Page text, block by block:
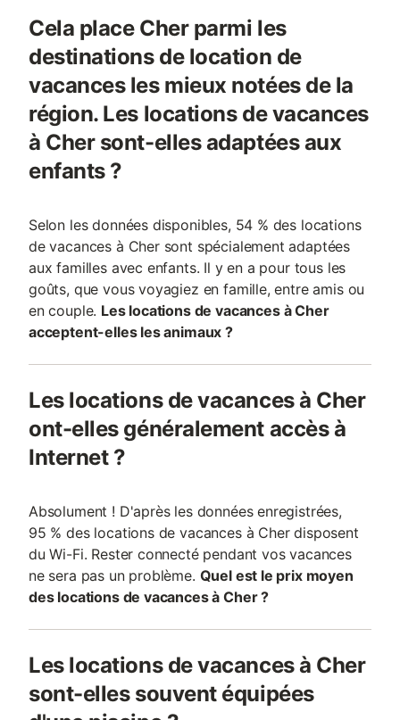
Cela place Cher parmi les
destinations de location de
vacances les mieux notées de la
région. Les locations de vacances
à Cher sont-elles adaptées aux
enfants ?
Selon les données disponibles, 54 % des locations
de vacances à Cher sont spécialement adaptées
aux familles avec enfants. Il y en a pour tous les
goûts, que vous voyagiez en famille, entre amis ou
en couple. Les locations de vacances à Cher
acceptent-elles les animaux ?
Les locations de vacances à Cher
ont-elles généralement accès à
Internet ?
Absolument ! D'après les données enregistrées,
95 % des locations de vacances à Cher disposent
du Wi-Fi. Rester connecté pendant vos vacances
ne sera pas un problème. Quel est le prix moyen
des locations de vacances à Cher ?
Les locations de vacances à Cher
sont-elles souvent équipées